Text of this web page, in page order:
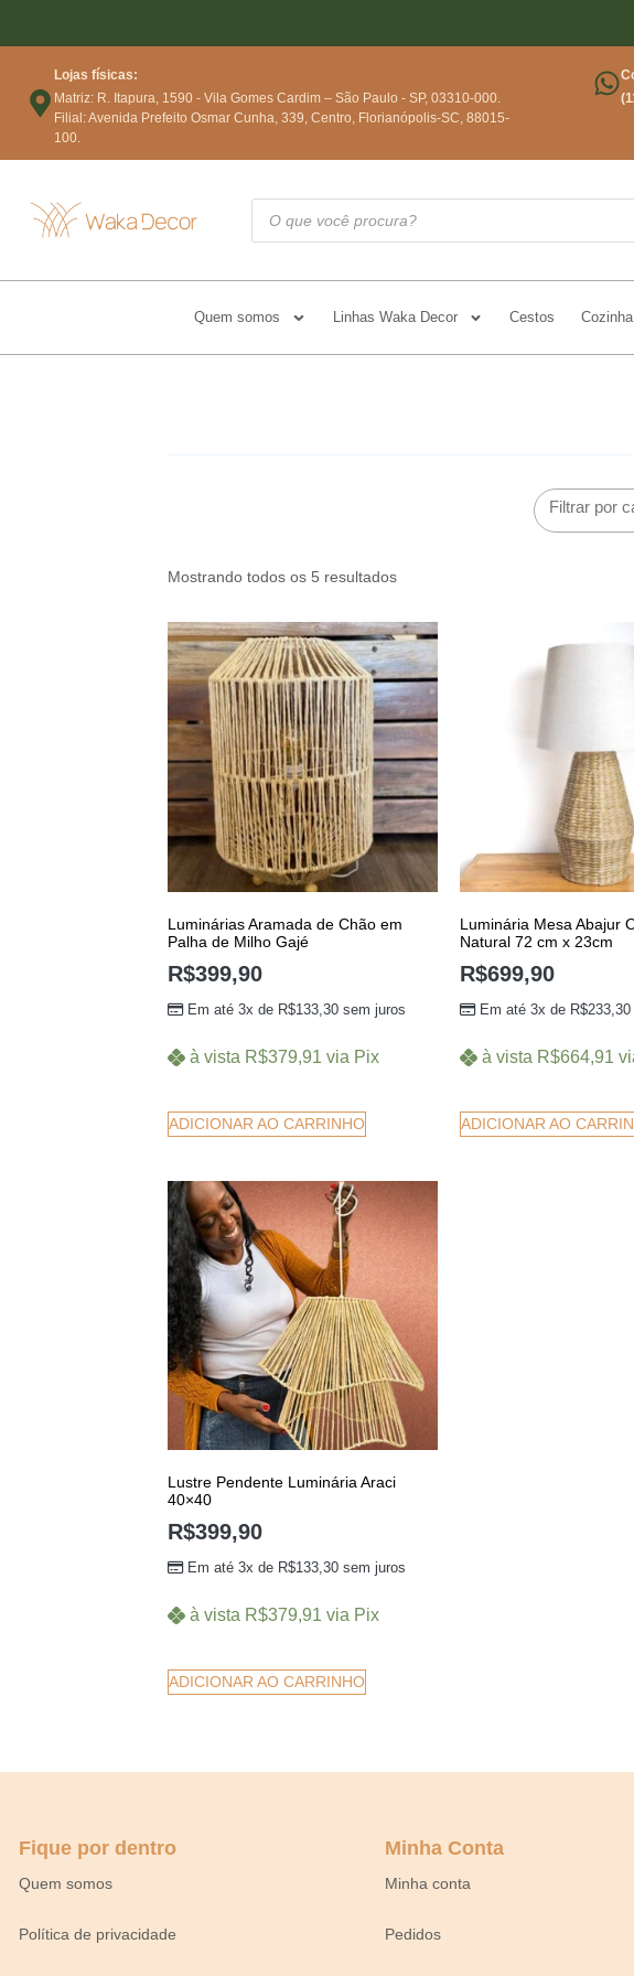
Lojas físicas:
Matriz: R. Itapura, 1590 - Vila Gomes Cardim – São Paulo - SP, 03310-000.
Filial: Avenida Prefeito Osmar Cunha, 339, Centro, Florianópolis-SC, 88015-
100.
Quem somos Linhas Waka Decor Cestos Cozinha
Mostrando todos os 5 resultados
Luminárias Aramada de Chão em
Palha de Milho Gajé
R$399,90
Em até 3x de R$133,30 sem juros
à vista R$379,91 via Pix
ADICIONAR AO CARRINHO
Luminária Mesa Abajur
Natural 72 cm x 23cm
R$699,90
Em até 3x de R$233,30
à vista R$664,91
ADICIONAR AO
Lustre Pendente Luminária Araci
40×40
R$399,90
Em até 3x de R$133,30 sem juros
à vista R$379,91 via Pix
ADICIONAR AO CARRINHO
Fique por dentro
Quem somos
Política de privacidade
Minha Conta
Minha conta
Pedidos